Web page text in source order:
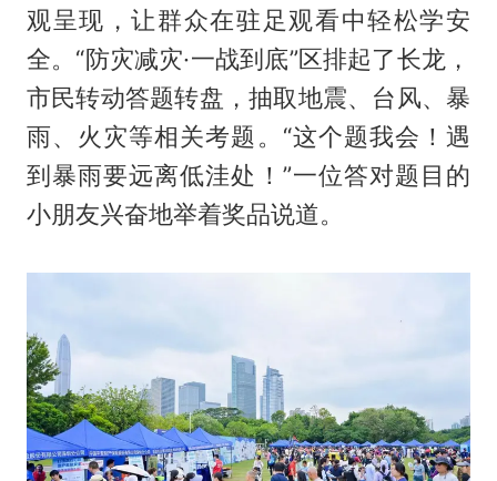
观呈现，让群众在驻足观看中轻松学安
全。“防灾减灾·一战到底”区排起了长龙，
市民转动答题转盘，抽取地震、台风、暴
雨、火灾等相关考题。“这个题我会！遇
到暴雨要远离低洼处！”一位答对题目的
小朋友兴奋地举着奖品说道。